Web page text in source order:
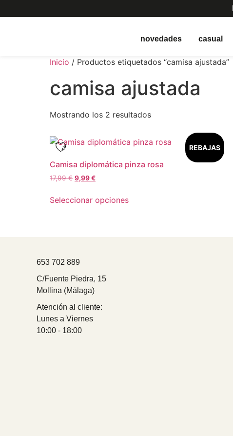
novedades casual
Inicio / Productos etiquetados “camisa ajustada”
camisa ajustada
Mostrando los 2 resultados
REBAJAS
Camisa diplomática pinza rosa
17,99€ 9,99€
Seleccionar opciones
653 702 889
C/Fuente Piedra, 15
Mollina (Málaga)
Atención al cliente:
Lunes a Viernes
10:00 - 18:00